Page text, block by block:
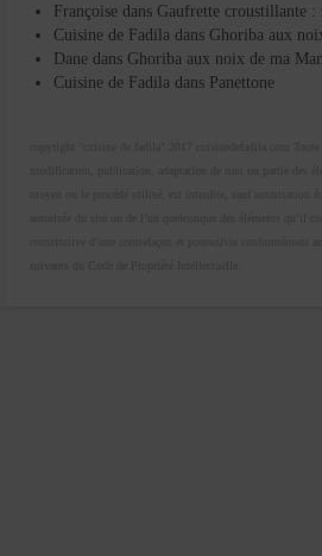
Françoise dans Gaufrette croustillante :
Cuisine de Fadila dans Ghoriba aux
Dane dans Ghoriba aux noix de ma
Cuisine de Fadila dans Panettone